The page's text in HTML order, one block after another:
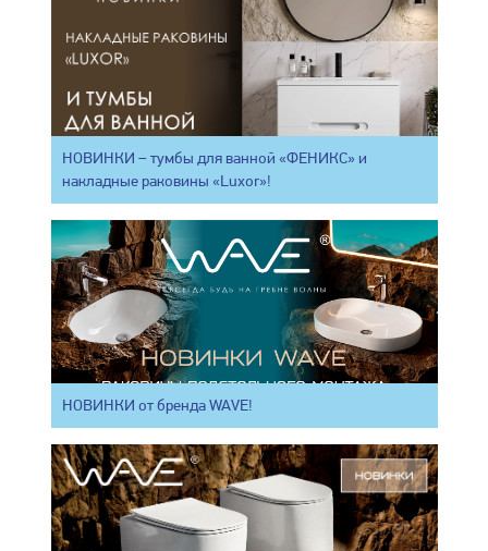
НОВИНКИ – тумбы для ванной «ФЕНИКС» и
накладные раковины «Luxor»!
НОВИНКИ от бренда WAVE!